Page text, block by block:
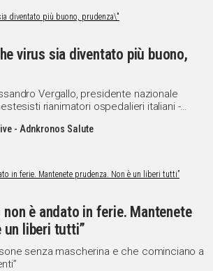
virus sia diventato più buono,
Vergallo, presidente nazionale
rianimatori ospedalieri italiani -
- Adnkronos Salute
non è andato in ferie. Mantenete
un liberi tutti”
senza mascherina e che cominciano a